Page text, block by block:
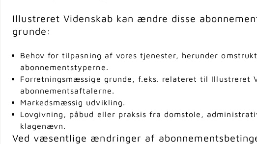
Illustreret Videnskab kan ændre disse
grunde:
Behov for tilpasning af vores tjenester, herunder
abonnementstyperne.
Forretningsmæssige grunde, f.eks. relateret til Illustreret
abonnementsaftalerne.
Markedsmæssig udvikling.
Lovgivning, påbud eller praksis fra domstole,
klagenævn.
Ved væsentlige ændringer af